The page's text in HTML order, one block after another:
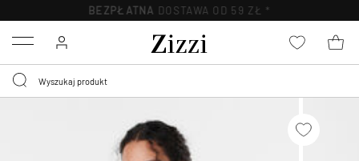
BEZPŁATNA DOSTAWA OD 59 ZŁ *
Menu